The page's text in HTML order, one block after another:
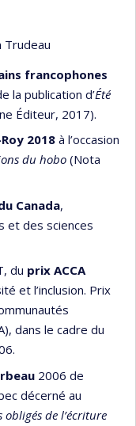
Trudeau
francophones
la publication d’Été
Éditeur, 2017).
2018à l’occasion
du hobo(Nota
Canada,
et des sciences
du prix ACCA
et l’inclusion. Prix
dans le cadre du
2006 de
décerné au
obligés de l’écriture